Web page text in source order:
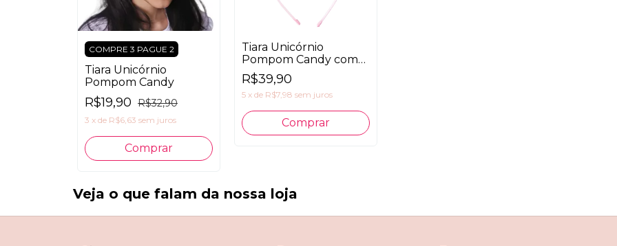
COMPRE 3 PAGUE 2
Tiara Unicórnio
Pompom Candy
R$19,90 R$32,90
3 x de R$6,63 sem juros
Tiara Unicórnio
Pompom Candy com
Pisca Pisca
R$39,90
5 x de R$7,98 sem juros
Veja o que falam da nossa loja